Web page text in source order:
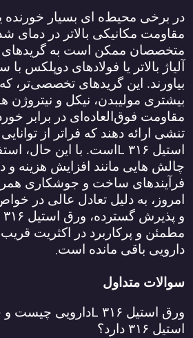
در برخی محیط‌ه ای بسیار خورنده
مقاومت مکانیکی بالاتر در دمای
متخصصان ممکن است به گریدهای
آلیاژ بالاتر یا فولادهای دوپلکس با
بیاورند. این گریدهای تخصصی‌تر،
بیشتری مولیبدن، نیکل و نیتروژن
مقاومت فوق‌العاده‌ای در برابر
تنشی ارائه دهند که فراتر از
استیل ۳۱۶ Lاست. با این حال،
چالش‌ هایی مانند افزایش هزینه و
فرآیندهای ساخت و جوشکاری
امروز، به دلیل تعادل عالی در
و پذیرش گسترده، ورق استیل ۳۱۶
مطمئن و پرکاربرد در اکثریت قریب
دارویی باقی مانده است.
سوالات متداول
ورق استیل ۳۱۶ Lدارویی چیست و
استیل ۳۱۶ دارد؟